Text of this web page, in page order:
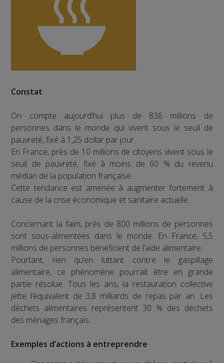
Constat
On compte aujourd’hui plus de 836 millions de
personnes dans le monde qui vivent sous le seuil de
pauvreté, fixé à 1,25 dollar par jour.
En France, près de 10 millions de citoyens vivent sous le
seuil de pauvreté, fixé à moins de 60 % du revenu
médian de la population française.
Cette tendance est amenée à augmenter fortement à
cause de la crise économique et sanitaire actuelle.
Concernant la faim, près de 800 millions de personnes
sont sous-alimentées dans le monde. En France, 5,5
millions de personnes bénéficient de l’aide alimentaire.
Pourtant, rien qu’en luttant contre le gaspillage
alimentaire, ce phénomène pourrait être en grande
partie résolue. Tous les ans, la restauration collective
jette l’équivalent de 3,8 milliards de repas par an. Les
déchets alimentaires représentent 30 % des déchets
des ménages français.
Exemples d’actions à entreprendre